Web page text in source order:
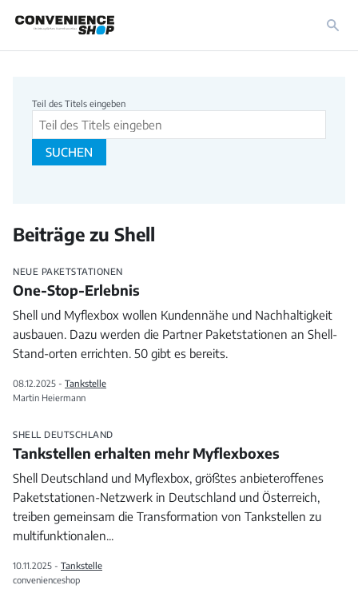
Beitragssuche
Teil des Titels eingeben
SUCHEN
Beiträge zu Shell
NEUE PAKETSTATIONEN
One-Stop-Erlebnis
Shell und Myflexbox wollen Kundennähe und Nachhaltigkeit
ausbauen. Dazu werden die Partner Paketstationen an Shell-
Stand-orten errichten. 50 gibt es bereits.
08.12.2025 - Tankstelle
Martin Heiermann
SHELL DEUTSCHLAND
Tankstellen erhalten mehr Myflexboxes
Shell Deutschland und Myflexbox, größtes anbieteroffenes
Paketstationen-Netzwerk in Deutschland und Österreich,
treiben gemeinsam die Transformation von Tankstellen zu
multifunktionalen...
10.11.2025 - Tankstelle
convenienceshop